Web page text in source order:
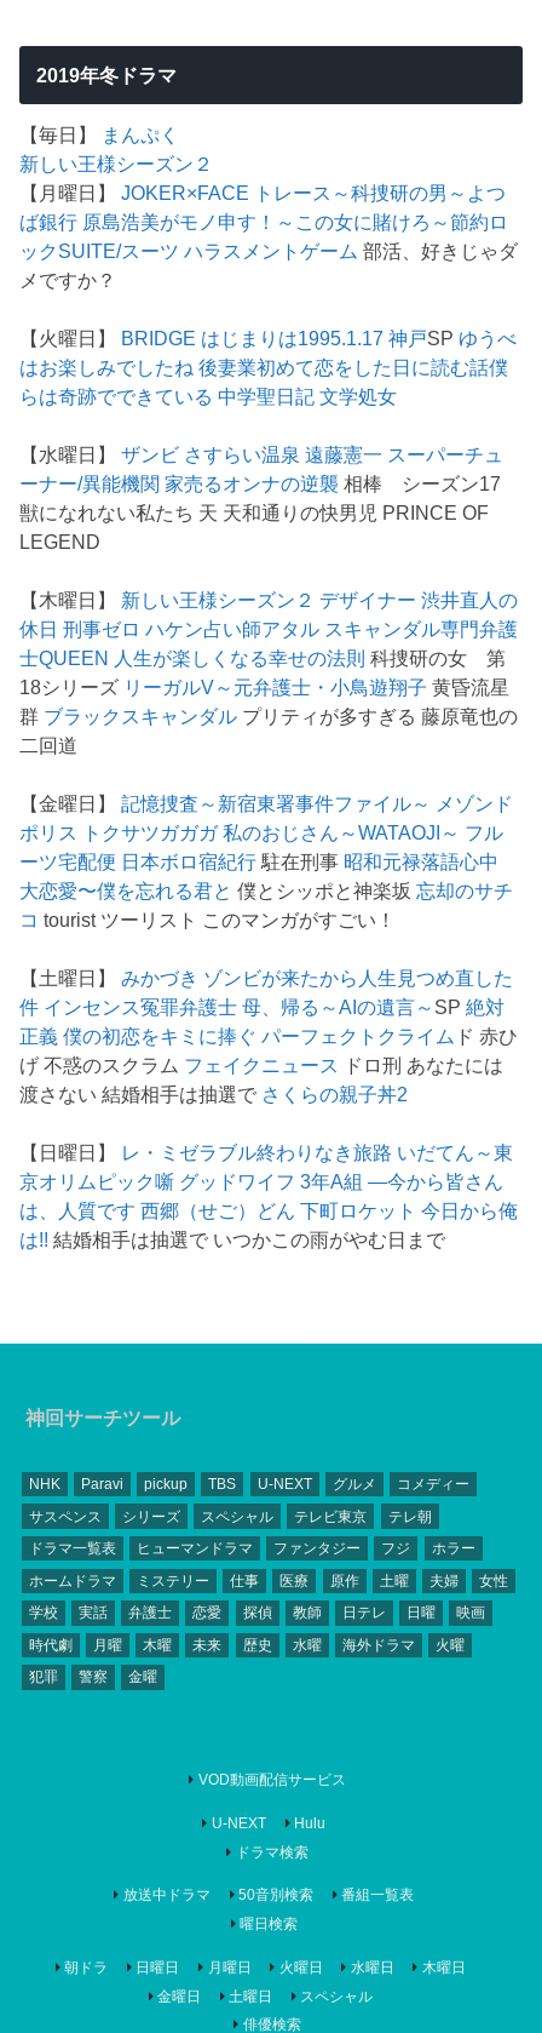
2019年冬ドラマ
【毎日】
まんぷく
新しい王様シーズン２
【月曜日】JOKER×FACE トレース～科捜研の男～ よつ
ば銀行 原島浩美がモノ申す！～この女に賭けろ～節約ロ
ック SUITE/スーツ ハラスメントゲーム 部活、好きじゃダ
メですか？
【火曜日】 BRIDGE はじまりは1995.1.17 神戸SP ゆうべ
はお楽しみでしたね 後妻業初めて恋をした日に読む話僕
らは奇跡でできている 中学聖日記 文学処女
【水曜日】ザンビ さすらい温泉 遠藤憲一 スーパーチュ
ーナー/異能機関 家売るオンナの逆襲 相棒 シーズン17
獣になれない私たち 天 天和通りの快男児 PRINCE OF
LEGEND
【木曜日】 新しい王様シーズン２ デザイナー 渋井直人の
休日 刑事ゼロ ハケン占い師アタル スキャンダル専門弁護
士QUEEN 人生が楽しくなる幸せの法則 科捜研の女 第
18シリーズ リーガルV～元弁護士・小鳥遊翔子 黄昏流星
群 ブラックスキャンダル プリティが多すぎる 藤原竜也の
二回道
【金曜日】記憶捜査～新宿東署事件ファイル～
メゾンド
ポリス
トクサツガガガ 私のおじさん～WATAOJI～ フル
ーツ宅配便 日本ボロ宿紀行 駐在刑事 昭和元禄落語心中
大恋愛〜僕を忘れる君と 僕とシッポと神楽坂忘却のサチ
コ tourist ツーリスト このマンガがすごい！
【土曜日】みかづき ゾンビが来たから人生見つめ直した
件 インセンス冤罪弁護士 母、帰る～AIの遺言～ SP絶対
正義 僕の初恋をキミに捧ぐ パーフェクトクライム ド 赤ひ
げ 不惑のスクラム フェイクニュース
ドロ刑 あなたには
渡さない 結婚相手は抽選で さくらの親子丼2
【日曜日】 レ・ミゼラブル終わりなき旅路 いだてん～東
京オリムピック噺 グッドワイフ 3年A組 ―今から皆さん
は、人質です 西郷（せご）どん 下町ロケット 今日から俺
は!! 結婚相手は抽選で いつかこの雨がやむ日まで
神回サーチツール
NHK Paravi pickup TBS U-NEXT グルメ
コメディー
サスペンス
シリーズ スペシャル テレビ東京
テレ朝
ドラマ一覧表
ヒューマンドラマ ファンタジー フジ
ホラー
ホームドラマ
ミステリー 仕事 医療 原作 土曜 夫婦
女性
学校
実話 弁護士 恋愛 探偵 教師 日テレ 日曜
映画
時代劇
月曜 木曜 未来 歴史 水曜 海外ドラマ
火曜
犯罪
警察 金曜
VOD動画配信サービス
U-NEXT
Hulu
ドラマ検索
放送中ドラマ 50音別検索
番組一覧表
曜日検索
朝ドラ 日曜日 月曜日 火曜日 水曜日
木曜日
金曜日
土曜日
スペシャル
俳優検索